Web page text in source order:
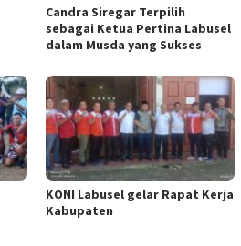
Candra Siregar Terpilih
sebagai Ketua Pertina Labusel
dalam Musda yang Sukses
KONI Labusel gelar Rapat Kerja
Kabupaten